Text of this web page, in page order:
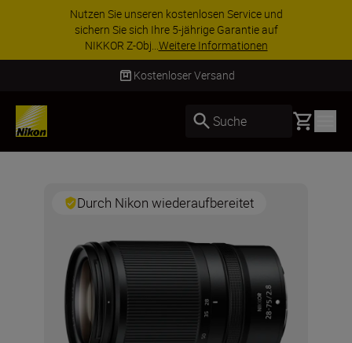
Nutzen Sie unseren kostenlosen Service und
sichern Sie sich Ihre 5-jährige Garantie auf
NIKKOR Z-Obj...Weitere Informationen
Kostenloser Versand
Suche Basket
Durch Nikon wiederaufbereitet